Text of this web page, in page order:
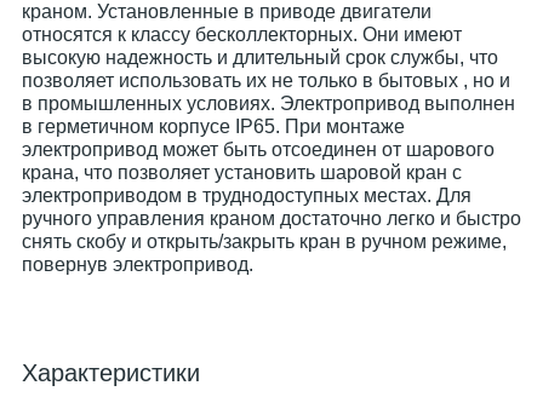
краном. Установленные в приводе двигатели
относятся к классу бесколлекторных. Они имеют
высокую надежность и длительный срок службы, что
позволяет использовать их не только в бытовых , но и
в промышленных условиях. Электропривод выполнен
в герметичном корпусе IP65. При монтаже
электропривод может быть отсоединен от шарового
крана, что позволяет установить шаровой кран с
электроприводом в труднодоступных местах. Для
ручного управления краном достаточно легко и быстро
снять скобу и открыть/закрыть кран в ручном режиме,
повернув электропривод.
Характеристики